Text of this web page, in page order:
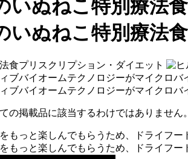
の掲載品に該当するわけではありません